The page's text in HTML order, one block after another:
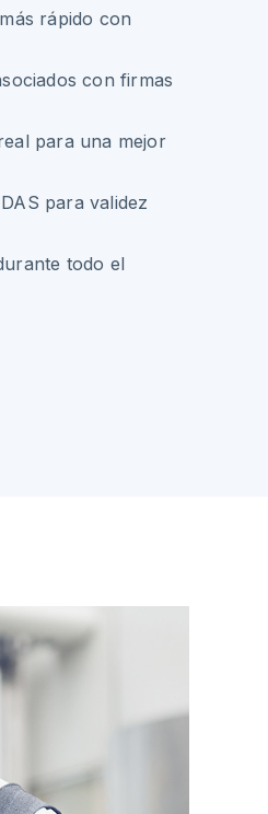
rápido con
con firmas
para una mejor
para validez
todo el